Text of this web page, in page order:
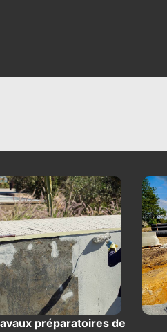
préparatoires de